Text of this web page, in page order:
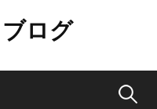
ログ
検